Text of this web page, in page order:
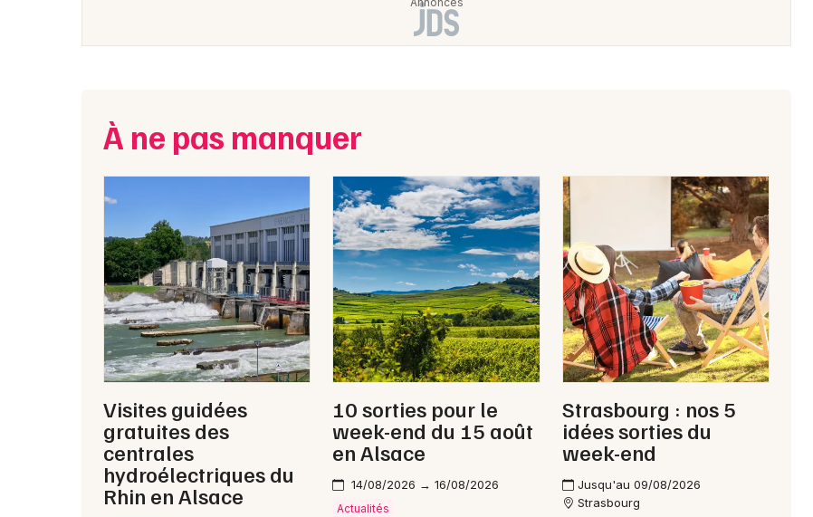
À ne pas manquer
Visites guidées
gratuites des
centrales
hydroélectriques du
Rhin en Alsace
10 sorties pour le
week-end du 15 août
en Alsace
14/08/2026 → 16/08/2026
Actualités
Strasbourg : nos 5
idées sorties du
week-end
Jusqu'au 09/08/2026
Strasbourg